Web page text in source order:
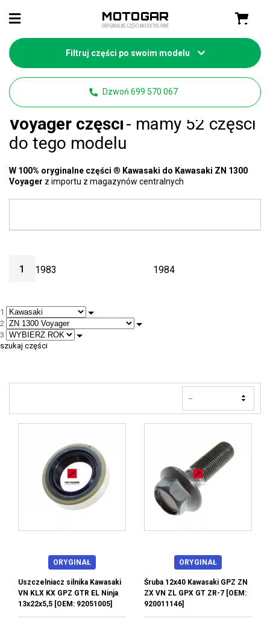
Filtruj części po swoim modelu
Dzwoń 699 570 067
Strona główna Części Kawasaki
Kawasaki ZN 1300
Voyager części- mamy 52 części
do tego modelu
W 100% oryginalne części ® Kawasaki do Kawasaki ZN 1300
Voyager z importu z magazynów centralnych
1
2
3
szukaj części
1 1983 1984
1987
--
ORYGINAŁ
Uszczelniacz silnika Kawasaki
VN KLX KX GPZ GTR EL Ninja
13x22x5,5 [OEM: 92051005]
ORYGINAŁ
Śruba 12x40 Kawasaki GPZ ZN
ZX VN ZL GPX GT ZR-7 [OEM:
920011146]